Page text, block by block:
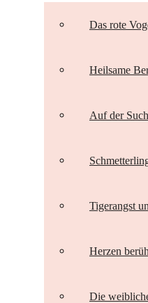
Das rote
Heilsame
Auf der
Tigerangst
Herzen
Die